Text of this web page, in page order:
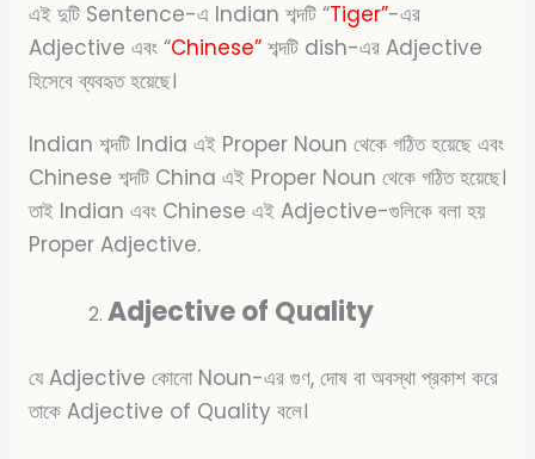
এই দুটি Sentence-এ Indian শব্দটি “Tiger”-এর
Adjective এবং “Chinese”শব্দটি dish-এর Adjective
হিসেবে ব্যবহৃত হয়েছে।
Indian শব্দটি India এই Proper Noun থেকে গঠিত হয়েছে এবং
Chinese শব্দটি China এই Proper Noun থেকে গঠিত হয়েছে।
তাই Indian এবং Chinese এই Adjective-গুলিকে বলা হয়
Proper Adjective.
Adjective of Quality
যে Adjective কোনো Noun-এর গুণ, দোষ বা অবস্থা প্রকাশ করে
তাকে Adjective of Quality বলে।